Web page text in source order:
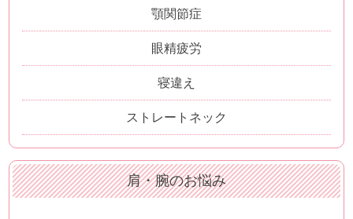
顎関節症
眼精疲労
寝違え
ストレートネック
肩・腕のお悩み